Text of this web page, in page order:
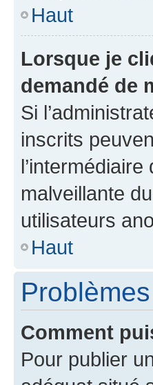
Haut
Lorsque je
demandé de
Si
inscrits
malveillante
utilisateurs
Haut
Comment
Pour publier